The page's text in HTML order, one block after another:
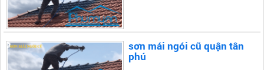
sơn mái ngói cũ quận tân
phú